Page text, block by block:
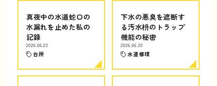
真夜中の水道蛇口の
水漏れを止めた私の
記録
2026.06.23
台所
下水の悪臭を遮断す
る汚水枡のトラップ
機能の秘密
2026.06.20
水道修理